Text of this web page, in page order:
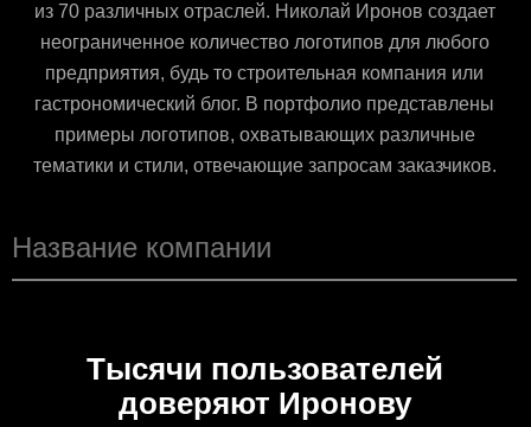
из 70 различных отраслей. Николай Иронов создает
неограниченное количество логотипов для любого
предприятия, будь то строительная компания или
гастрономический блог. В портфолио представлены
примеры логотипов, охватывающих различные
тематики и стили, отвечающие запросам заказчиков.
Тысячи пользователей
доверяют Иронову